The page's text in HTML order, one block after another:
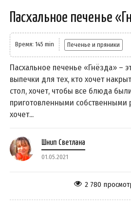
Пасхальное печенье
Время: 145 min Печенье и пряники
Пасхальное печенье «Гнёзда» –
выпечки для тех, кто хочет
стол, хочет, чтобы все блюда
приготовленными собственными
хочет...
Шнип Светлана
01.05.2021
2 780